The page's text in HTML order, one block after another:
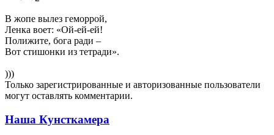
В жопе вылез геморрой,
Ленка воет: «Ой-ей-ей!
Полижите, бога ради –
Вот стишонки из тетради».
)))
Только зарегистрированные и авторизованные пользователи
могут оставлять комментарии.
Наша Кунсткамера